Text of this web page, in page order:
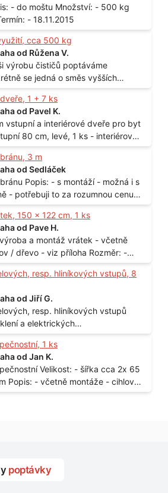
Lokalita: - Praha 10 Termín: - 18.11.2015
cca 500 kg
od Růžena V.
se jedná o směs vyšších
olejové kyseliny - účelem je
při 20°C - cca 870 kg / m3
kg - roční
Praha
1 + 7 ks
od Pavel K.
80 cm, levé, 1 ks - interiérové
cm, pravé, 3 ks - 60 cm, levé, 2 ks
3 m
od Sedláček
možná i s
- potřebuji to za rozumnou cenu
150 x 122 cm, 1 ks
od Pave H.
- viz příloha Rozměr: -
150 x 122 cm Lokalita: - Senohraby Nabídky na e-mail.
resp. hliníkových vstupů, 8
od Jiří G.
resp. hliníkových vstupů
a elektrických
panelový dům - jedná se o
v zarámovaném a proskleném
bude i demontáž
prosklených,
- 7, 9,
1 ks
od Jan K.
- šířka cca 2x 65
z chodby - rozměry bez zárubní
poptávky